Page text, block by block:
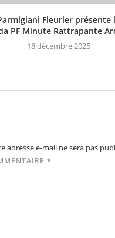
Fleurier présente
PF Minute Rattrapante
18 décembre 2025
adresse e-mail ne sera pas
*